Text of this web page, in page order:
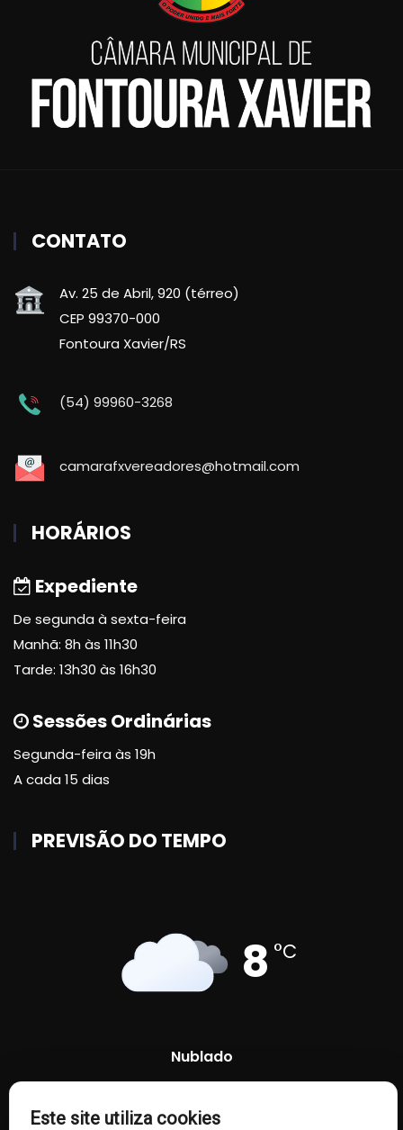
CONTATO
Av. 25 de Abril, 920 (térreo)
CEP 99370-000
Fontoura Xavier/RS
(54) 99960-3268
camarafxvereadores@hotmail.com
HORÁRIOS
Expediente
De segunda à sexta-feira
Manhã: 8h às 11h30
Tarde: 13h30 às 16h30
Sessões Ordinárias
Segunda-feira às 19h
A cada 15 dias
PREVISÃO DO TEMPO
8 °C
Nublado
Este site utiliza cookies